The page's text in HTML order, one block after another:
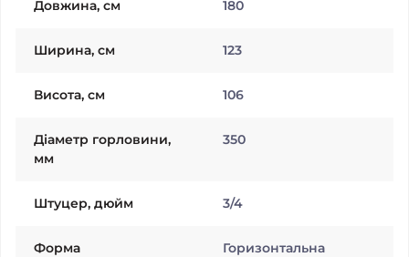
Довжина, см 180
Ширина, см 123
Висота, см 106
Діаметр горловини,
мм
350
Штуцер, дюйм 3/4
Форма Горизонтальна